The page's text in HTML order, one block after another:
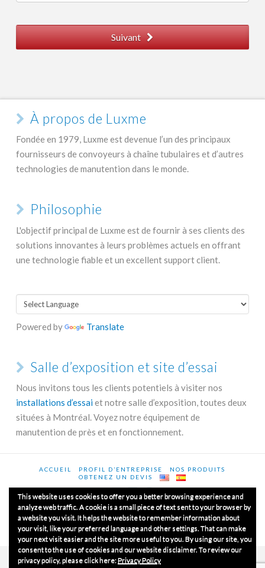
Suivant
À propos de Luxme
Fondée en 1979, Luxme est devenue l’un des principaux
fournisseurs de convoyeurs à chaîne tubulaires et d’autres
technologies de manutention dans le monde.
Philosophie
L'objectif principal de Luxme est de fournir à ses clients des
solutions innovantes à leurs problèmes actuels en offrant
une technologie fiable et un excellent support client.
Powered by Translate
Salle d’exposition et site d’essai
Nous invitons tous les clients potentiels à visiter nos
installations d’essaiet notre salle d’exposition, toutes deux
situées à Montréal. Voyez notre équipement de
manutention de près et en fonctionnement.
ACCUEIL PROFIL D’ENTREPRISE
NOS PRODUITS
OBTENEZ UN DEVIS
© Copyrights 2020Luxme International Ltd.Tous les droits
sont réservés.
This website uses cookies to offer you a better browsing experience and
analyze web traffic. A cookie is a small piece of text sent to your browser by
a website you visit. It helps the website to remember information about
your visit, like your preferred language and other settings. That can make
your next visit easier and the site more useful to you. By using our site, you
consent to the use of cookies and our website disclaimer. To review our
privacy policy, please click here:Privacy Policy